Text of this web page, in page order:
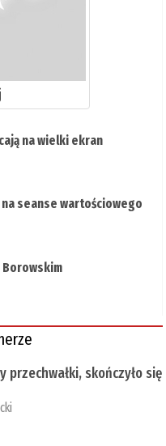
na wielki ekran
seanse wartościowego
Borowskim
przechwałki, skończyło się